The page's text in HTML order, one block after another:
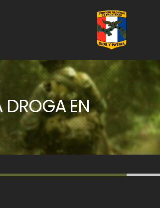
DROGA EN